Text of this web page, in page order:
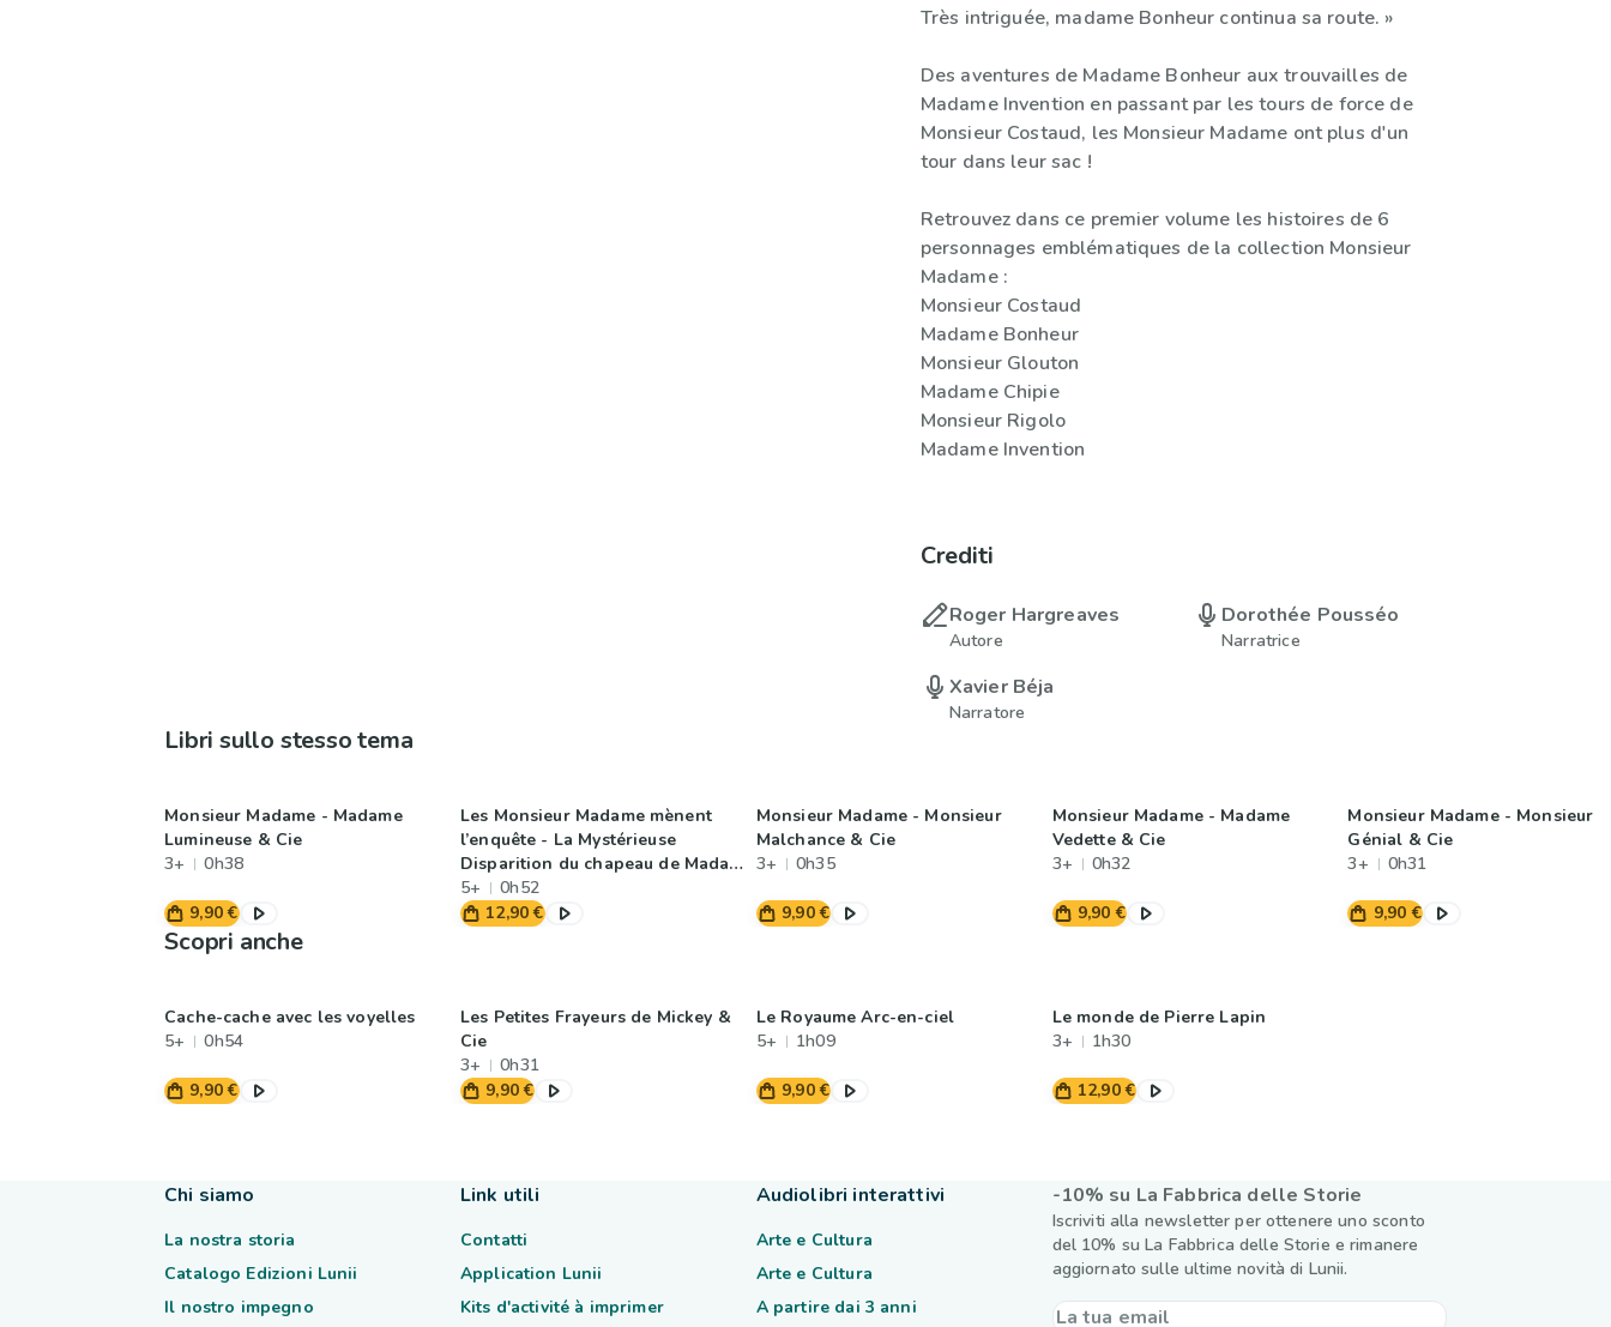
Très intriguée, madame Bonheur continua sa route. »
Des aventures de Madame Bonheur aux trouvailles de
Madame Invention en passant par les tours de force de
Monsieur Costaud, les Monsieur Madame ont plus d'un
tour dans leur sac !
Retrouvez dans ce premier volume les histoires de 6
personnages emblématiques de la collection Monsieur
Madame :
Monsieur Costaud
Madame Bonheur
Monsieur Glouton
Madame Chipie
Monsieur Rigolo
Madame Invention
Crediti
Roger Hargreaves
Autore
Dorothée Pousséo
Narratrice
Xavier Béja
Narratore
Libri sullo stesso tema
Monsieur Madame - Madame
Lumineuse & Cie
3+
0h38
9,90 €
Les Monsieur Madame mènent
l’enquête - La Mystérieuse
Disparition du chapeau de Madame
Beauté
5+
0h52
12,90 €
Monsieur Madame - Monsieur
Malchance & Cie
3+
0h35
9,90 €
Monsieur Madame - Madame
Vedette & Cie
3+
0h32
9,90 €
Monsieur Madame - Monsieur
Génial & Cie
3+
0h31
9,90 €
Scopri anche
Cache-cache avec les voyelles
5+
0h54
9,90 €
Les Petites Frayeurs de Mickey &
Cie
3+
0h31
9,90 €
Le Royaume Arc-en-ciel
5+
1h09
9,90 €
Le monde de Pierre Lapin
3+
1h30
12,90 €
-10% su La Fabbrica delle Storie
Iscriviti alla newsletter per ottenere uno sconto
del 10% su La Fabbrica delle Storie e rimanere
aggiornato sulle ultime novità di Lunii.
Chi siamo
La nostra storia
Catalogo Edizioni Lunii
Il nostro impegno
Link utili
Contatti
Application Lunii
Kits d'activité à imprimer
Audiolibri interattivi
Arte e Cultura
Arte e Cultura
A partire dai 3 anni